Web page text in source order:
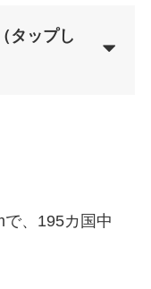
タップし
、195カ国中